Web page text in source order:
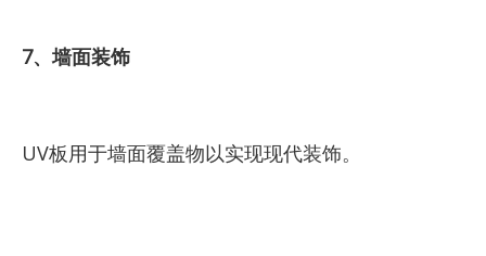
7、墙面装饰
UV板用于墙面覆盖物以实现现代装饰。